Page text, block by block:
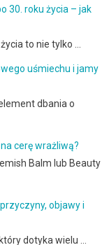
30. roku życia – jak
to nie tylko …
uśmiechu i jamy
dbania o
cerę wrażliwą?
Balm lub Beauty
objawy i
dotyka wielu …